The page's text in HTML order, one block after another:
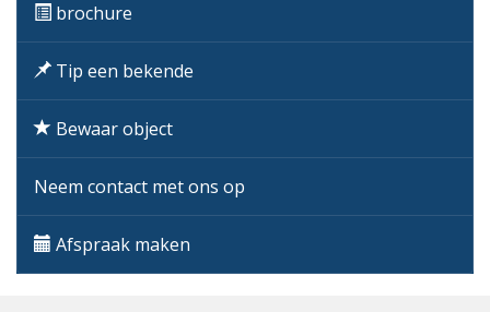
brochure
Tip een bekende
Bewaar object
Neem contact met ons op
Afspraak maken